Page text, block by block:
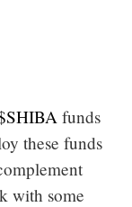
funds
these funds
with some